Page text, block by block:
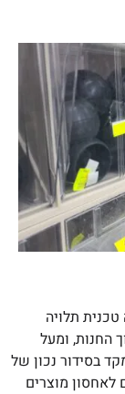
תלויה
החנות, ומעל
בסידור נכון של
לאחסון מוצרים